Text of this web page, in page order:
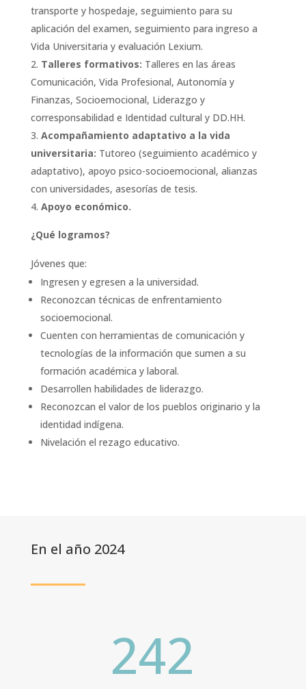
transporte y hospedaje, seguimiento para su
aplicación del examen, seguimiento para ingreso a
Vida Universitaria y evaluación Lexium.
Talleres formativos: Talleres en las áreas
Comunicación, Vida Profesional, Autonomía y
Finanzas, Socioemocional, Liderazgo y
corresponsabilidad e Identidad cultural y DD.HH.
Acompañamiento adaptativo a la vida
universitaria: Tutoreo (seguimiento académico y
adaptativo), apoyo psico-socioemocional, alianzas
con universidades, asesorías de tesis.
Apoyo económico.
¿Qué logramos?
Jóvenes que:
Ingresen y egresen a la universidad.
Reconozcan técnicas de enfrentamiento
socioemocional.
Cuenten con herramientas de comunicación y
tecnologías de la información que sumen a su
formación académica y laboral.
Desarrollen habilidades de liderazgo.
Reconozcan el valor de los pueblos originario y la
identidad indígena.
Nivelación el rezago educativo.
En el año 2024
242